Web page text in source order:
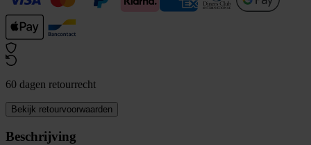
60 dagen retourrecht
Bekijk retourvoorwaarden
Beschrijving